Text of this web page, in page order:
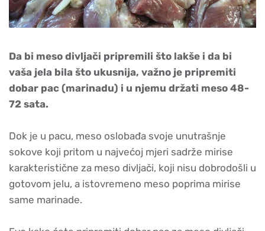
Da bi meso divljači pripremili što lakše i da bi
vaša jela bila što ukusnija, važno je pripremiti
dobar pac (marinadu) i u njemu držati meso 48-
72 sata.
Dok je u pacu, meso oslobađa svoje unutrašnje
sokove koji pritom u najvećoj mjeri sadrže mirise
karakteristične za meso divljači, koji nisu dobrodošli u
gotovom jelu, a istovremeno meso poprima mirise
same marinade.